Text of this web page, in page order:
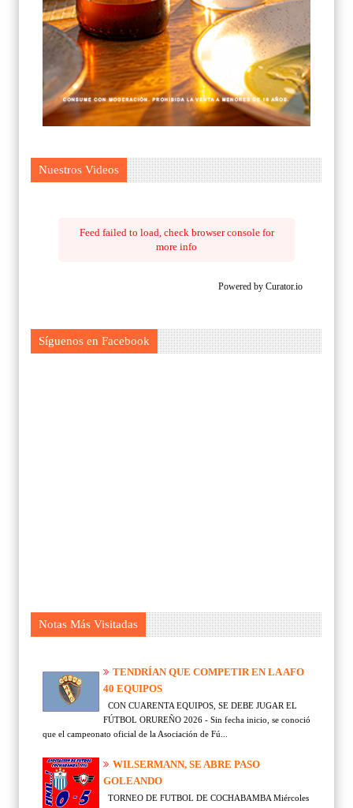
Nuestros Videos
Feed failed to load, check browser console for
more info
Powered by Curator.io
Síguenos en Facebook
Notas Más Visitadas
TENDRÍAN QUE COMPETIR EN LA AFO
40 EQUIPOS
CON CUARENTA EQUIPOS, SE DEBE JUGAR EL
FÚTBOL ORUREÑO 2026 - Sin fecha inicio, se conoció
que el campeonato oficial de la Asociación de Fú...
WILSERMANN, SE ABRE PASO
GOLEANDO
TORNEO DE FUTBOL DE COCHABAMBA Miércoles